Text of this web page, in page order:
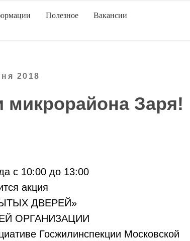
Полезное
Вакансии
2018
Заря!
с 10:00 до 13:00
акция
ДВЕРЕЙ»
ОРГАНИЗАЦИИ
Госжилинспекции Московской